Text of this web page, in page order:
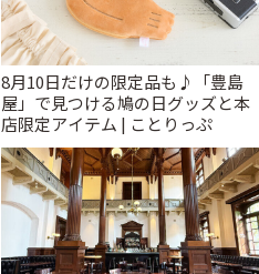
8月10日だけの限定品も♪「豊島
屋」で見つける鳩の日グッズと本
店限定アイテム | ことりっぷ